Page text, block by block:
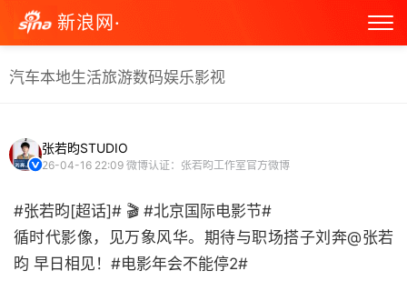
新浪网·
汽车本地生活旅游数码娱乐影视
张若昀STUDIO
26-04-16 22:09 微博认证：张若昀工作室官方微博
#张若昀[超话]# 🎬 #北京国际电影节#
循时代影像，见万象风华。期待与职场搭子刘奔@张若
昀 早日相见！#电影年会不能停2# ​